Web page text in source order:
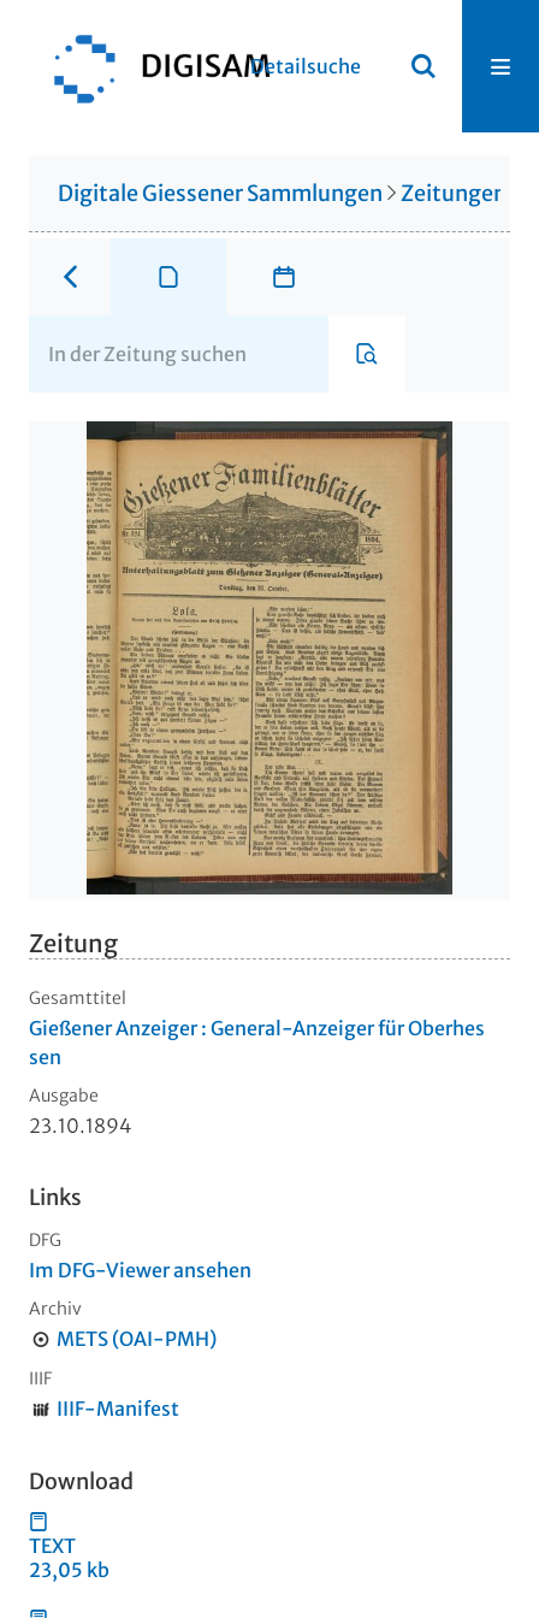
Detailsuche
Digitale Giessener Sammlungen Zeitungen
Zeitung
Gesamttitel
Gießener Anzeiger : General-Anzeiger für Oberhes
sen
Ausgabe
23.10.1894
Links
DFG
Im DFG-Viewer ansehen
Archiv
METS (OAI-PMH)
IIIF
IIIF-Manifest
Download
TEXT
23,05 kb